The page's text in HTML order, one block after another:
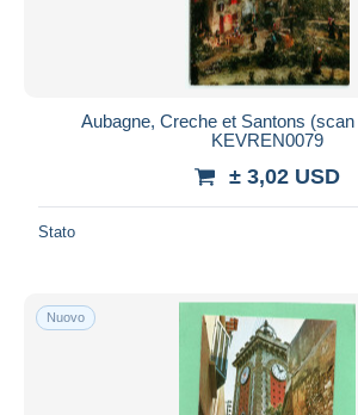
Aubagne, Creche et Santons
KEVREN0079
± 3,02 USD
Stato
Nuovo